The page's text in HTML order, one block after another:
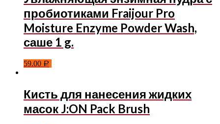
пробиотиками Fraijour Pro
Moisture Enzyme Powder Wash,
саше 1 g.
59.00 Р
Кисть для нанесения жидких
масок J:ON Pack Brush